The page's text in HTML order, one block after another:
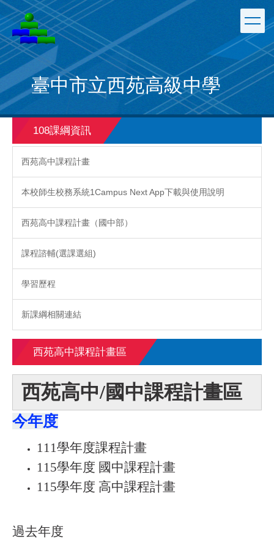
跳
到
主
要
內
容
區
臺中市立西苑高級中學
108課綱資訊
西苑高中課程計畫
本校師生校務系統1Campus Next App下載與使用說明
西苑高中課程計畫（國中部）
課程諮輔(選課選組)
學習歷程
新課綱相關連結
西苑高中課程計畫區
西苑高中/國中課程計畫區
今年度
111學年度課程計畫
115學年度 國中課程計畫
115學年度 高中課程計畫
過去年度